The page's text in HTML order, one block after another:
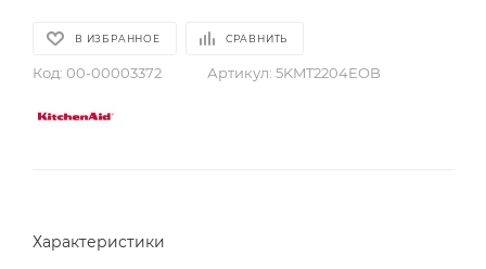
В ИЗБРАННОЕ СРАВНИТЬ
Код: 00-00003372 Артикул: 5KMT2204EOB
Характеристики